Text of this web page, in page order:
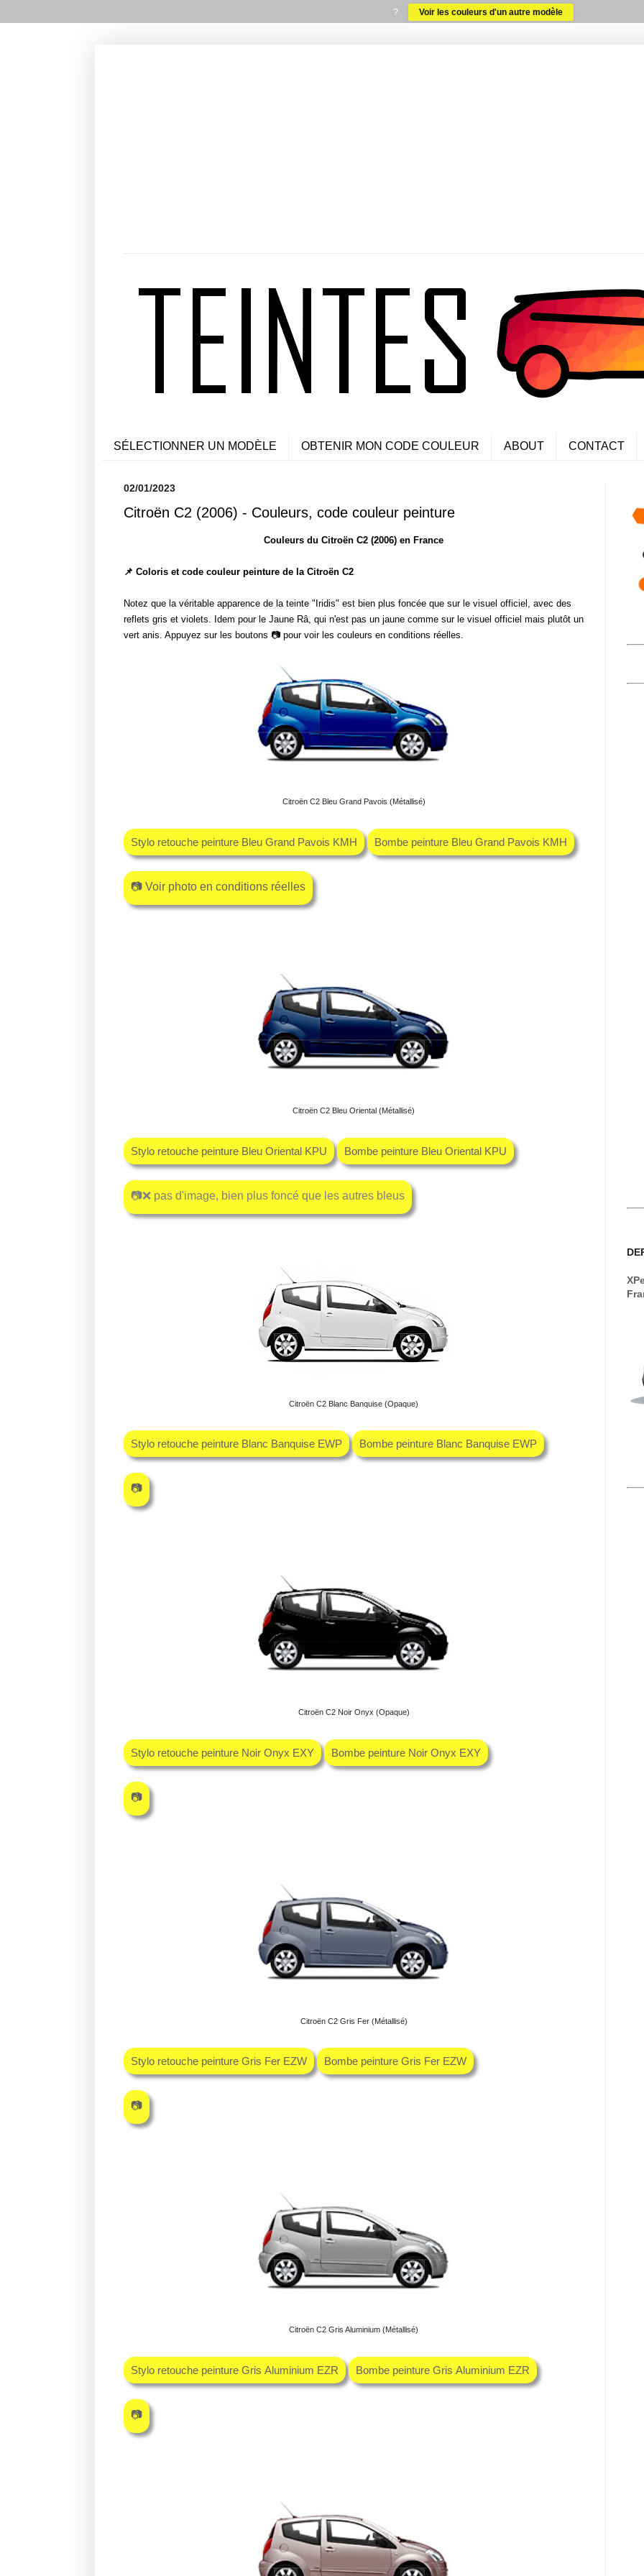
SÉLECTIONNER UN MODÈLE OBTENIR MON CODE COULEUR ABOUT CONTACT
02/01/2023
Citroën C2 (2006) - Couleurs, code couleur peinture
Couleurs du Citroën C2 (2006) en France
📌 Coloris et code couleur peinture de la Citroën C2
Notez que la véritable apparence de la teinte "Iridis" est bien plus foncée que sur le visuel officiel, avec des
reflets gris et violets. Idem pour le Jaune Râ, qui n'est pas un jaune comme sur le visuel officiel mais plutôt un
vert anis. Appuyez sur les boutons 📷 pour voir les couleurs en conditions réelles.
Citroën C2 Bleu Grand Pavois (Métallisé)
Stylo retouche peinture Bleu Grand Pavois KMH Bombe peinture Bleu Grand Pavois KMH
📷 Voir photo en conditions réelles
Citroën C2 Bleu Oriental (Métallisé)
Stylo retouche peinture Bleu Oriental KPU Bombe peinture Bleu Oriental KPU
📷❌ pas d'image, bien plus foncé que les autres bleus
Citroën C2 Blanc Banquise (Opaque)
Stylo retouche peinture Blanc Banquise EWP Bombe peinture Blanc Banquise EWP
📷
Citroën C2 Noir Onyx (Opaque)
Stylo retouche peinture Noir Onyx EXY Bombe peinture Noir Onyx EXY
📷
Citroën C2 Gris Fer (Métallisé)
Stylo retouche peinture Gris Fer EZW Bombe peinture Gris Fer EZW
📷
Citroën C2 Gris Aluminium (Métallisé)
Stylo retouche peinture Gris Aluminium EZR Bombe peinture Gris Aluminium EZR
📷
? Voir les couleurs d'un autre modèle